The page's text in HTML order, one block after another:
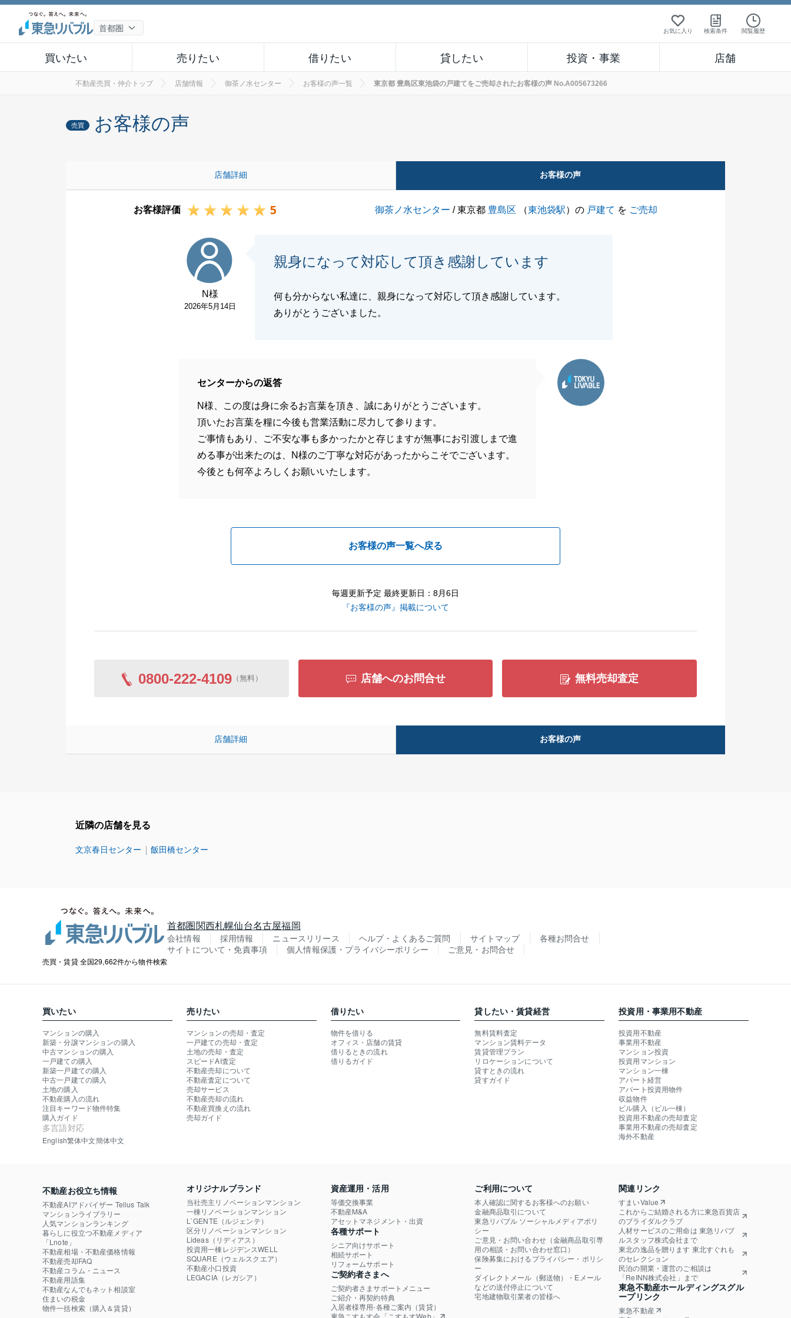
お気に入り 検索条件 閲覧履歴
買いたい 売りたい 借りたい 貸したい 投資・事業 店舗
不動産売買・仲介トップ 店舗情報 御茶ノ水センター お客様の声一覧 東京都 豊島区東池袋の戸建てをご売却されたお客様の声 No.A005673266
売買 お客様の声
店舗詳細 お客様の声
お客様評価 5 御茶ノ水センター / 東京都 豊島区 （東池袋駅）の 戸建て を ご売却
N様
2026年5月14日
親身になって対応して頂き感謝しています
何も分からない私達に、親身になって対応して頂き感謝しています。
ありがとうございました。
センターからの返答
N様、この度は身に余るお言葉を頂き、誠にありがとうございます。
頂いたお言葉を糧に今後も営業活動に尽力して参ります。
ご事情もあり、ご不安な事も多かったかと存じますが無事にお引渡しまで進
める事が出来たのは、N様のご丁寧な対応があったからこそでございます。
今後とも何卒よろしくお願いいたします。
お客様の声一覧へ戻る
毎週更新予定 最終更新日：8月6日
『お客様の声』掲載について
0800-222-4109 （無料） 店舗へのお問合せ 無料売却査定
店舗詳細 お客様の声
近隣の店舗を見る
文京春日センター 飯田橋センター
売買・賃貸 全国29,662件から物件検索
首都圏関西札幌仙台名古屋福岡
会社情報 採用情報 ニュースリリース ヘルプ・よくあるご質問 サイトマップ
各種お問合せ
サイトについて・免責事項
個人情報保護・プライバシーポリシー ご意見・お問合せ
買いたい
マンションの購入
新築・分譲マンションの購入
中古マンションの購入
一戸建ての購入
新築一戸建ての購入
中古一戸建ての購入
土地の購入
不動産購入の流れ
注目キーワード物件特集
購入ガイド
多言語対応
English繁体中文簡体中文
売りたい
マンションの売却・査定
一戸建ての売却・査定
土地の売却・査定
スピードAI査定
不動産売却について
不動産査定について
売却サービス
不動産売却の流れ
不動産買換えの流れ
売却ガイド
借りたい
物件を借りる
オフィス・店舗の賃貸
借りるときの流れ
借りるガイド
貸したい・賃貸経営
無料賃料査定
マンション賃料データ
賃貸管理プラン
リロケーションについて
貸すときの流れ
貸すガイド
投資用・事業用不動産
投資用不動産
事業用不動産
マンション投資
投資用マンション
マンション一棟
アパート経営
アパート投資用物件
収益物件
ビル購入（ビル一棟）
投資用不動産の売却査定
事業用不動産の売却査定
海外不動産
不動産お役立ち情報
不動産AIアドバイザー Tellus Talk
マンションライブラリー
人気マンションランキング
暮らしに役立つ不動産メディア
「Lnote」
不動産相場・不動産価格情報
不動産売却FAQ
不動産コラム・ニュース
不動産用語集
不動産なんでもネット相談室
住まいの税金
物件一括検索（購入＆賃貸）
オリジナルブランド
当社売主リノベーションマンション
一棟リノベーションマンション
L`GENTE（ルジェンテ）
区分リノベーションマンション
Lideas（リディアス）
投資用一棟レジデンスWELL
SQUARE（ウェルスクエア）
不動産小口投資
LEGACIA（レガシア）
資産運用・活用
等価交換事業
不動産M&A
アセットマネジメント・出資
各種サポート
シニア向けサポート
相続サポート
リフォームサポート
ご契約者さまへ
ご契約者さまサポートメニュー
ご紹介・再契約特典
入居者様専用-各種ご案内（賃貸）
東急こすもす会「こすもすWeb」
ご利用について
本人確認に関するお客様へのお願い
金融商品取引について
東急リバブル ソーシャルメディアポリ
シー
ご意見・お問い合わせ（金融商品取引専
用の相談・お問い合わせ窓口）
保険募集におけるプライバシー・ポリシ
ー
ダイレクトメール（郵送物）・Eメール
などの送付停止について
宅地建物取引業者の皆様へ
関連リンク
すまいValue
これからご結婚される方に東急百貨店
のブライダルクラブ
人材サービスのご用命は 東急リバブ
ルスタッフ株式会社まで
東北の逸品を贈ります 東北すぐれも
のセレクション
民泊の開業・運営のご相談は
「ReINN株式会社」まで
東急不動産ホールディングスグル
ープリンク
東急不動産